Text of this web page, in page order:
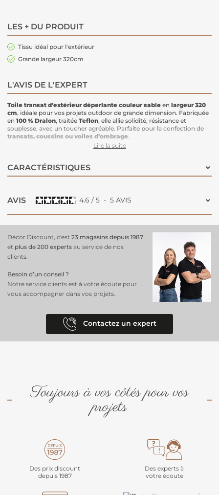
LES + DU PRODUIT
Tissu idéal pour l'extérieur
Grande largeur 320cm
L'AVIS DE L'EXPERT
Toile transat d’extérieur déperlante couleur sable en largeur 320
cm, idéale pour vos projets outdoor de grande dimension. Fabriquée
en 100 % Dralon, traitée Teflon, elle allie solidité, résistance et
souplesse, avec un toucher agréable. Parfaite pour la confection de
transats, coussins ou voiles d’ombrage.
matelas bain de soleil
poufs et coussins pour palettes
Lire la suite
CARACTÉRISTIQUES
AVIS 4.6 / 5 - 5 AVIS
Décor Discount, c'est 23 magasins depuis 1987
et plus de 200 experts au service de nos
clients.
Besoin d’un conseil ?
Notre service clients est à votre écoute pour
vous accompagner dans vos projets.
Contactez un expert
Toujours à vos côtés pour vos
projets
Des prix discount
depuis 1987
Des experts à
votre écoute